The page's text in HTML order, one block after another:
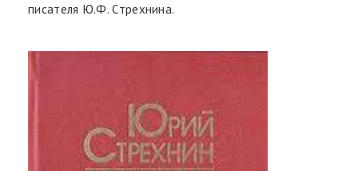
писателя Ю.Ф. Стрехнина.